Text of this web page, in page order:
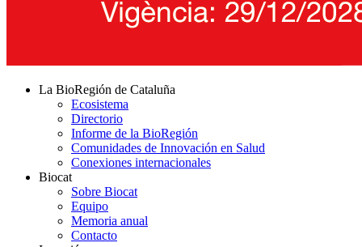
La BioRegión de Cataluña
Ecosistema
Directorio
Informe de la BioRegión
Comunidades de Innovación en Salud
Conexiones internacionales
Biocat
Sobre Biocat
Equipo
Memoria anual
Contacto